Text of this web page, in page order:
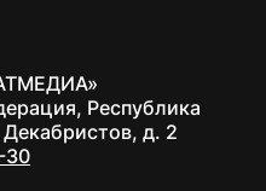
Республика
Декабристов, д. 2
30